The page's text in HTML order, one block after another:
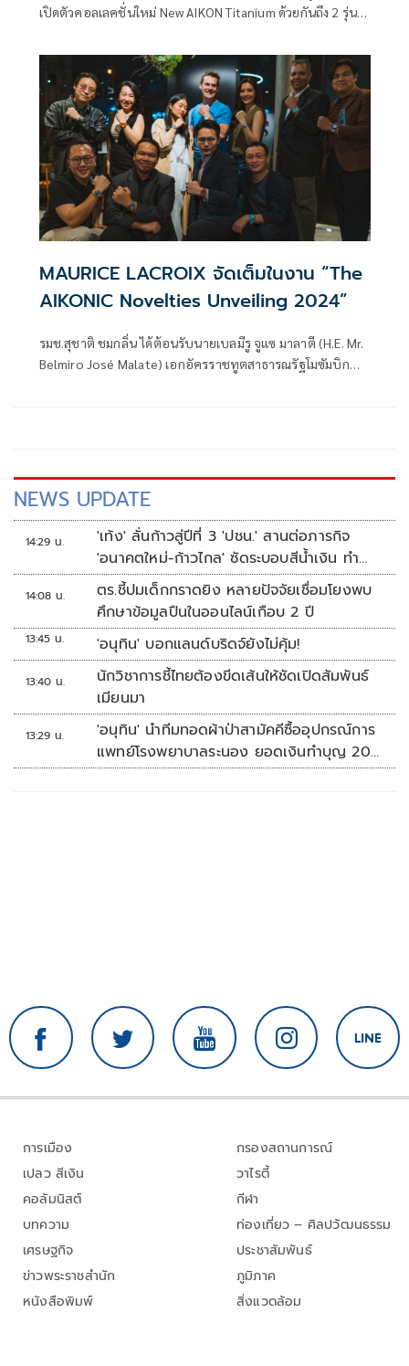
เปิดตัวคอลเลคชั่นใหม่ New AIKON Titanium ด้วยกันถึง 2 รุ่น
MAURICE LACROIX จัดเต็มในงาน “The
AIKONIC Novelties Unveiling 2024”
รมช.สุชาติ ชมกลิ่น ได้ต้อนรับนายเบลมีรู จูแซ มาลาตี (H.E. Mr.
Belmiro José Malate) เอกอัครราชทูตสาธารณรัฐโมซัมบิก
NEWS UPDATE
14:29 น.
'เท้ง' ลั่นก้าวสู่ปีที่ 3 'ปชน.' สานต่อภารกิจ
'อนาคตใหม่-ก้าวไกล' ซัดระบอบสีน้ำเงิน ทำ
หลักนิติรัฐ-นิติธรรมสั่นคลอน
14:08 น.
ตร.ชี้ปมเด็กกราดยิง หลายปัจจัยเชื่อมโยงพบ
ศึกษาข้อมูลปืนในออนไลน์เกือบ 2 ปี
13:45 น. 'อนุทิน' บอกแลนด์บริดจ์ยังไม่คุ้ม!
13:40 น.
นักวิชาการชี้ไทยต้องขีดเส้นให้ชัดเปิดสัมพันธ์
เมียนมา
13:29 น.
'อนุทิน' นำทีมทอดผ้าป่าสามัคคีซื้ออุปกรณ์การ
แพทย์โรงพยาบาลระนอง ยอดเงินทำบุญ 20
ล้านบาท
การเมือง
เปลว สีเงิน
คอลัมนิสต์
บทความ
เศรษฐกิจ
ข่าวพระราชสำนัก
หนังสือพิมพ์
กรองสถานการณ์
วาไรตี้
กีฬา
ท่องเที่ยว – ศิลปวัฒนธรรม
ประชาสัมพันธ์
ภูมิภาค
สิ่งแวดล้อม